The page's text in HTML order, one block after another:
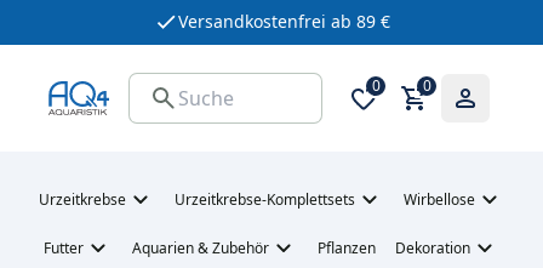
Versandkostenfrei ab 89 €
0 0
Urzeitkrebse Urzeitkrebse-Komplettsets Wirbellose
Futter Aquarien & Zubehör Pflanzen Dekoration